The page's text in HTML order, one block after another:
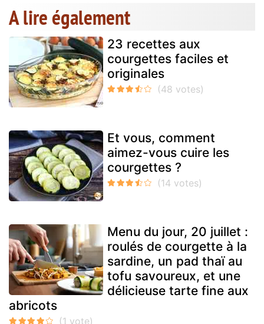
A lire également
23 recettes aux
courgettes faciles et
originales
Et vous, comment
aimez-vous cuire les
courgettes ?
Menu du jour, 20 juillet :
roulés de courgette à la
sardine, un pad thaï au
tofu savoureux, et une
délicieuse tarte fine aux
abricots